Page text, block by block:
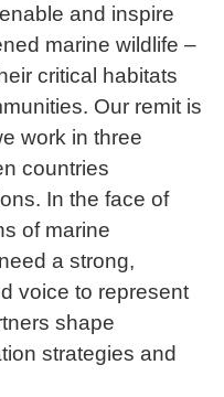
and inspire
marine wildlife –
critical habitats
Our remit is
work in three
countries
In the face of
of marine
a strong,
voice to represent
shape
strategies and